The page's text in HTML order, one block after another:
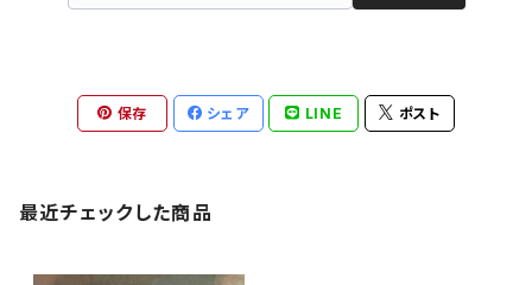
保存 シェア LINE ポスト
最近チェックした商品